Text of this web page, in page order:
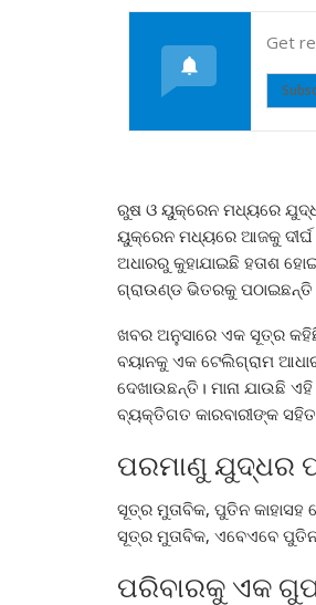
Get
ରୁଷ ଓ ୟୁକ୍ରେନ ମଧ୍ୟରେ ଯୁଦ୍ଧ
ୟୁକ୍ରେନ ମଧ୍ୟରେ ଆଜକୁ
ଅଧାରରୁ କୁହାଯାଇଛି ହତାଶ
ଗ୍ରାଉଣ୍ଡ ଭିତରକୁ
ଖବର ଅନୁସାରେ ଏକ ସୂତ୍ର
ବୟାନକୁ ଏକ ଟେଲିଗ୍ରାମ
ଦେଖାଉଛନ୍ତି। ମାନା ଯାଉଛି
ବ୍ୟକ୍ତିଗତ କାରବାରୀଙ୍କ
ପରମାଣୁ ଯୁଦ୍ଧର
ସୂତ୍ର ମୁତାବିକ, ପୁତିନ
ସୂତ୍ର ମୁତାବିକ, ଏବେଏବେ
ପରିବାରକୁ ଏକ